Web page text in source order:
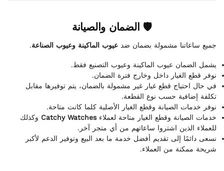
🛡 الضمان والصيانة
جميع ساعاتنا مشمولة بضمان ضد عيوب الماكينة وعيوب الصناعة.
يشمل الضمان عيوب الماكينة وعيوب التصنيع فقط.
نوفر قطع الغيار داخل وخارج فترة الضمان.
في حال احتياج قطع غيار غير مشمولة بالضمان، يتم توفيرها مقابل
تكلفة إضافية حسب نوع القطعة.
نوفر خدمات الصيانة وقطع الغيار الأصلية كلما كانت متاحة.
خدمات الصيانة وقطع الغيار متاحة لعملاءCatchy Watches وكذلك
للعملاء الذين اشتروا ساعاتهم من أي متجر آخر.
نسعى دائمًا إلى تقديم أفضل خدمة ما بعد البيع وتوفير الدعم لأكبر
شريحة ممكنة من العملاء.